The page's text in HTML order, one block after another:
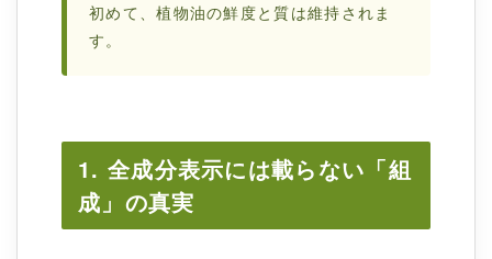
初めて、植物油の鮮度と質は維持されま
す。
1. 全成分表示には載らない「組
成」の真実